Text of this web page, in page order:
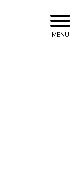
MENU